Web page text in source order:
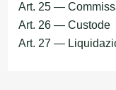
Art. 25 —
Art. 26 — Custode
Art. 27 —